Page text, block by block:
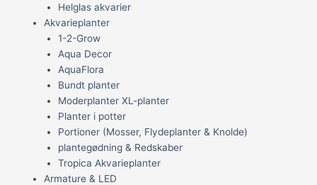
Helglas akvarier
Akvarieplanter
1-2-Grow
Aqua Decor
AquaFlora
Bundt planter
Moderplanter XL-planter
Planter i potter
Portioner (Mosser, Flydeplanter & Knolde)
plantegødning & Redskaber
Tropica Akvarieplanter
Armature & LED